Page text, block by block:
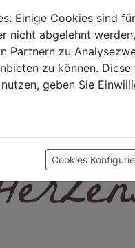
und
wir uns die
zwischen der
Einige Cookies sind
nicht abgelehnt
Partnern zu
zu können.
geben Sie
Cookies